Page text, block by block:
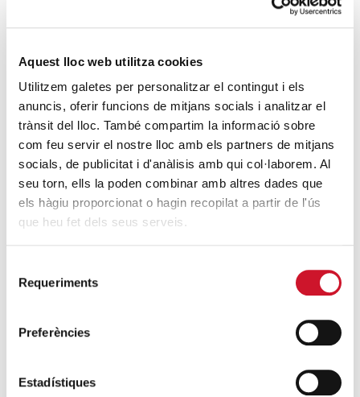
Aquest lloc web utilitza cookies
Utilitzem galetes per personalitzar el contingut i els
anuncis, oferir funcions de mitjans socials i analitzar el
trànsit del lloc. També compartim la informació sobre
com feu servir el nostre lloc amb els partners de mitjans
socials, de publicitat i d'anàlisis amb qui col·laborem. Al
seu torn, ells la poden combinar amb altres dades que
els hàgiu proporcionat o hagin recopilat a partir de l'ús
que heu fet dels seus serveis.
Requeriments
Preferències
Estadístiques
Estiu a Glamparetes
Càritas i l’Ajuntament de Barcelona
acorden la continuïtat del centre obert
Torre Baró
SEGUEIX LLEGINT
Càritas expressa la seva preocupació per
la situació a Ceuta i fa una crida a la
SEGUEIX LLEGINT
Càritas Barcelona acompanya més de